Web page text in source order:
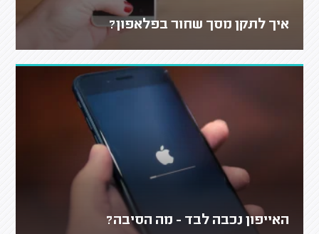
איך לתקן מסך שחור בפלאפון?
האייפון נכבה לבד - מה הסיבה?